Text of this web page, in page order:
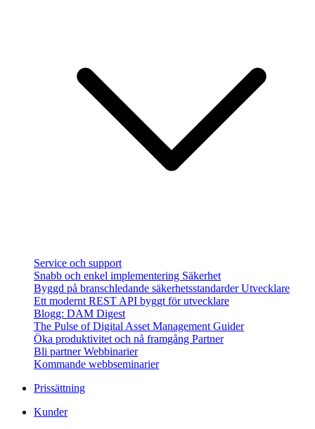
Service och support
Snabb och enkel implementering Säkerhet
Byggd på branschledande säkerhetsstandarderUtvecklare
Ett modernt REST API byggt för utvecklare
Blogg: DAM Digest
The Pulse of Digital Asset Management Guider
Öka produktivitet och nå framgång Partner
Bli partnerWebbinarier
Kommande webbseminarier
Prissättning
Kunder